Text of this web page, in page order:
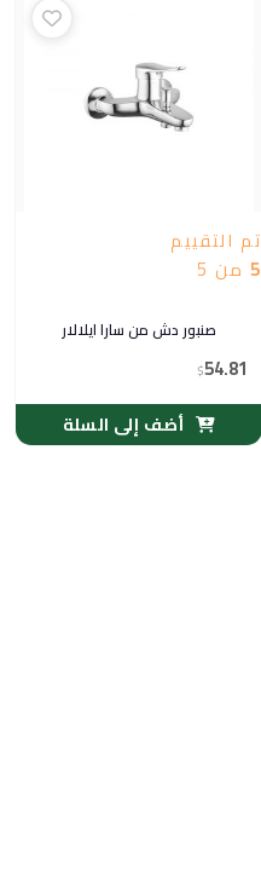
تم التقييم
5 من 5
صنبور دش من سارا ايلالار
$54.81
أضف إلى السلة